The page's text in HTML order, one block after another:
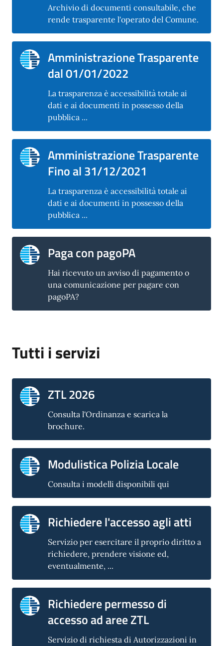
Archivio di documenti consultabile, che
rende trasparente l'operato del Comune.
Amministrazione Trasparente
dal 01/01/2022
La trasparenza è accessibilità totale ai
dati e ai documenti in possesso della
pubblica ...
Amministrazione Trasparente
Fino al 31/12/2021
La trasparenza è accessibilità totale ai
dati e ai documenti in possesso della
pubblica ...
Paga con pagoPA
Hai ricevuto un avviso di pagamento o
una comunicazione per pagare con
pagoPA?
Tutti i servizi
ZTL 2026
Consulta l'Ordinanza e scarica la
brochure.
Modulistica Polizia Locale
Consulta i modelli disponibili qui
Richiedere l'accesso agli atti
Servizio per esercitare il proprio diritto a
richiedere, prendere visione ed,
eventualmente, ...
Richiedere permesso di
accesso ad aree ZTL
Servizio di richiesta di Autorizzazioni in